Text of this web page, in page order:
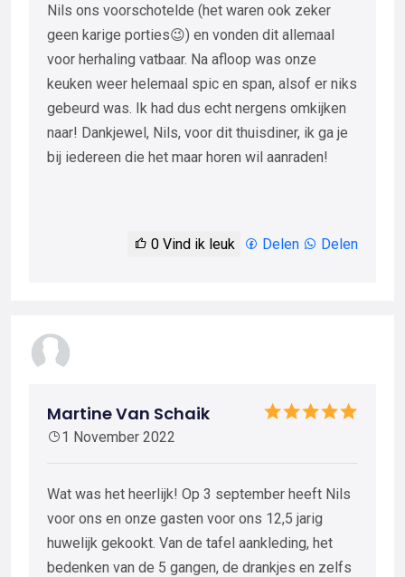
Nils ons voorschotelde (het waren ook zeker
geen karige porties😉) en vonden dit allemaal
voor herhaling vatbaar. Na afloop was onze
keuken weer helemaal spic en span, alsof er niks
gebeurd was. Ik had dus echt nergens omkijken
naar! Dankjewel, Nils, voor dit thuisdiner, ik ga je
bij iedereen die het maar horen wil aanraden!
0 Vind ik leuk Delen Delen
Martine Van Schaik
1 November 2022
Wat was het heerlijk! Op 3 september heeft Nils
voor ons en onze gasten voor ons 12,5 jarig
huwelijk gekookt. Van de tafel aankleding, het
bedenken van de 5 gangen, de drankjes en zelfs